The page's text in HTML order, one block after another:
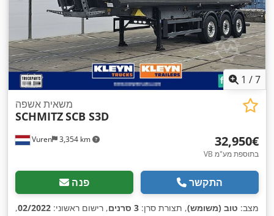
1 /7
Vuren 3,354 km
משאית אשפה
SCHMITZSCB S3D
‏32,950 ‏€
VB בתוספת מע"מ
פנה התקשר
מצב: טוב (משומש), תצורת סרן: 3 סרנים , רישום ראשוני: 02/2022
,